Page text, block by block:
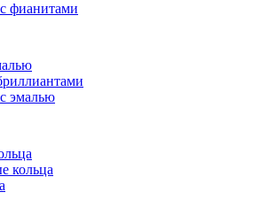
фианитами
эмалью
кольца